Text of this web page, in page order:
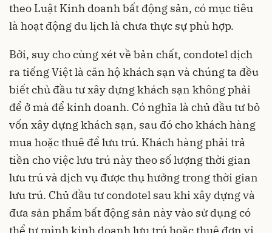
theo Luật Kinh doanh bất động sản, có mục tiêu
là hoạt động du lịch là chưa thực sự phù hợp.
Bởi, suy cho cùng xét về bản chất, condotel dịch
ra tiếng Việt là căn hộ khách sạn và chúng ta đều
biết chủ đầu tư xây dựng khách sạn không phải
để ở mà để kinh doanh. Có nghĩa là chủ đầu tư bỏ
vốn xây dựng khách sạn, sau đó cho khách hàng
mua hoặc thuê để lưu trú. Khách hàng phải trả
tiền cho việc lưu trú này theo số lượng thời gian
lưu trú và dịch vụ được thụ hưởng trong thời gian
lưu trú. Chủ đầu tư condotel sau khi xây dựng và
đưa sản phẩm bất động sản này vào sử dụng có